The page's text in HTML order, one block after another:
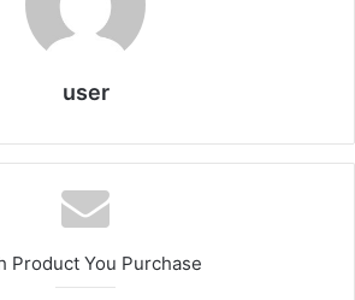
user
Product You Purchase